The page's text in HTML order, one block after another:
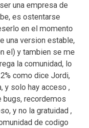
una empresa de
es ostentarse
en el momento
una version estable,
el) y tambien se me
la comunidad, lo
como dice Jordi,
y solo hay acceso ,
bugs, recordemos
y no la gratuidad ,
de codigo